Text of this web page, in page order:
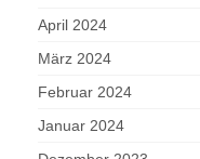
April 2024
März 2024
Februar 2024
Januar 2024